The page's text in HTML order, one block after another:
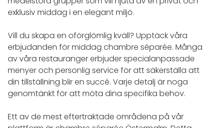
exklusiv middag i en elegant miljö.
Vill du skapa en oförglömlig kväll? Upptäck våra
erbjudanden för middag chambre séparée. Många
av våra restauranger erbjuder specialanpassade
menyer och personlig service för att säkerställa att
din tillställning blir en succé. Varje detalj är noga
genomtänkt för att möta dina specifika behov.
Ett av de mest eftertraktade områdena på vår